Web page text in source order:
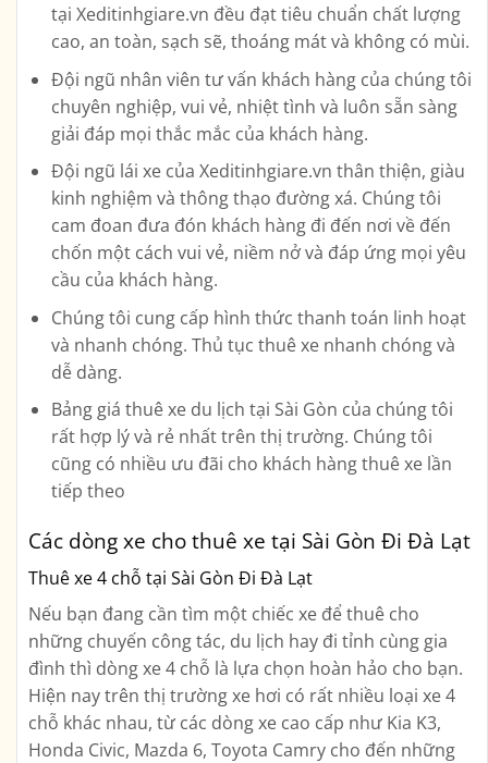
tại Xeditinhgiare.vn đều đạt tiêu chuẩn chất lượng
cao, an toàn, sạch sẽ, thoáng mát và không có mùi.
Đội ngũ nhân viên tư vấn khách hàng của chúng tôi
chuyên nghiệp, vui vẻ, nhiệt tình và luôn sẵn sàng
giải đáp mọi thắc mắc của khách hàng.
Đội ngũ lái xe của Xeditinhgiare.vn thân thiện, giàu
kinh nghiệm và thông thạo đường xá. Chúng tôi
cam đoan đưa đón khách hàng đi đến nơi về đến
chốn một cách vui vẻ, niềm nở và đáp ứng mọi yêu
cầu của khách hàng.
Chúng tôi cung cấp hình thức thanh toán linh hoạt
và nhanh chóng. Thủ tục thuê xe nhanh chóng và
dễ dàng.
Bảng giá thuê xe du lịch tại Sài Gòn của chúng tôi
rất hợp lý và rẻ nhất trên thị trường. Chúng tôi
cũng có nhiều ưu đãi cho khách hàng thuê xe lần
tiếp theo
Các dòng xe cho thuê xe tại Sài Gòn Đi Đà Lạt
Thuê xe 4 chỗ tại Sài Gòn Đi Đà Lạt
Nếu bạn đang cần tìm một chiếc xe để thuê cho
những chuyến công tác, du lịch hay đi tỉnh cùng gia
đình thì dòng xe 4 chỗ là lựa chọn hoàn hảo cho bạn.
Hiện nay trên thị trường xe hơi có rất nhiều loại xe 4
chỗ khác nhau, từ các dòng xe cao cấp như Kia K3,
Honda Civic, Mazda 6, Toyota Camry cho đến những